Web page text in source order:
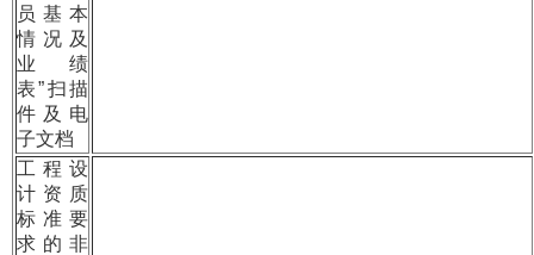
员基本
情况及
业绩
表”扫描
件及电
子文档
工程设
计资质
标准要
求的非